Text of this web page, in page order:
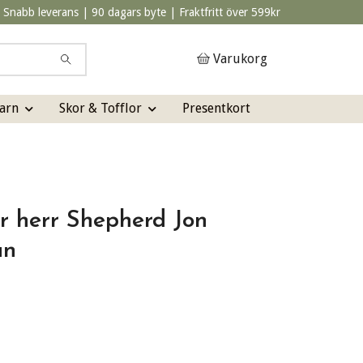
Snabb leverans | 90 dagars byte | Fraktfritt över 599kr
Varukorg
Skor & Tofflor Presentkort
herr Shepherd Jon